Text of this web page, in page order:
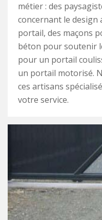
métier : des
concernant le design
portail, des maçons
béton pour soutenir
pour un portail
un portail motorisé.
ces artisans
votre service.